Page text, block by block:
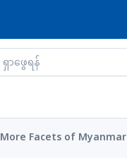
More Facets of Myanmar